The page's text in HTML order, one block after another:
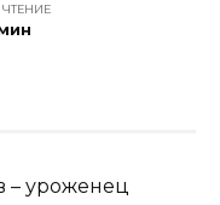
ЧТЕНИЕ
– уроженец